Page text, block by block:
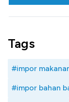
Tags
#impor
#impor bahan